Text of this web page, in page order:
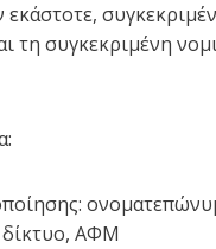
εκάστοτε,
τη συγκεκριμένη
ΑΦΜ